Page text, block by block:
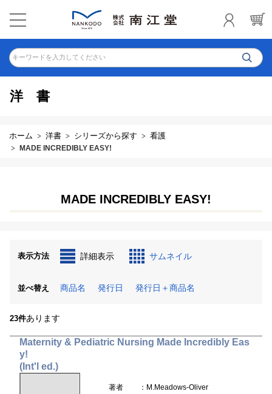
キーワードを入力してください
洋書
ホーム 洋書 シリーズから探す 看護
MADE INCREDIBLY EASY!
MADE INCREDIBLY EASY!
表示方法 詳細表示 サムネイル
並べ替え 商品名 発行日 発行日＋商品名
23件あります
Maternity & Pediatric Nursing Made Incredibly Eas
y!
(Int'l ed.)
著者
：M.Meadows-Oliver